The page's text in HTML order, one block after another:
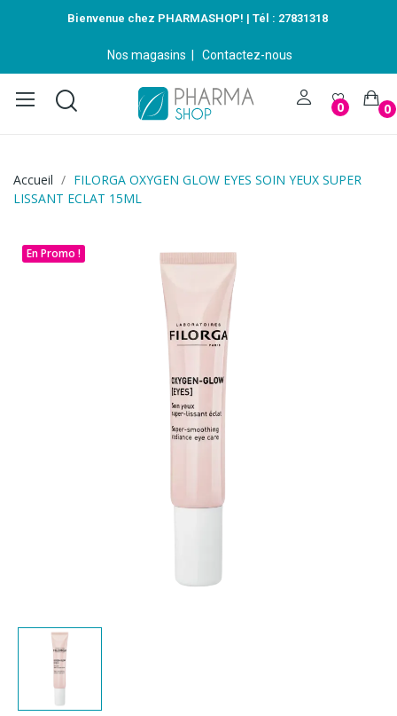
Bienvenue chez PHARMASHOP! | Tél : 27831318
Nos magasins Contactez-nous
0 0
Accueil
FILORGA OXYGEN GLOW EYES SOIN YEUX SUPER
LISSANT ECLAT 15ML
En Promo !